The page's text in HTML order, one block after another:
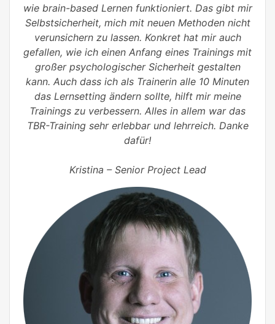
wie brain-based Lernen funktioniert. Das gibt mir
Selbstsicherheit, mich mit neuen Methoden nicht
verunsichern zu lassen. Konkret hat mir auch
gefallen, wie ich einen Anfang eines Trainings mit
großer psychologischer Sicherheit gestalten
kann. Auch dass ich als Trainerin alle 10 Minuten
das Lernsetting ändern sollte, hilft mir meine
Trainings zu verbessern. Alles in allem war das
TBR-Training sehr erlebbar und lehrreich. Danke
dafür!
Kristina – Senior Project Lead